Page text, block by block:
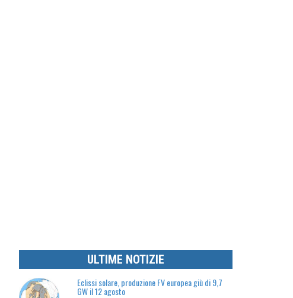
ULTIME NOTIZIE
Eclissi solare, produzione FV europea giù di 9,7
GW il 12 agosto